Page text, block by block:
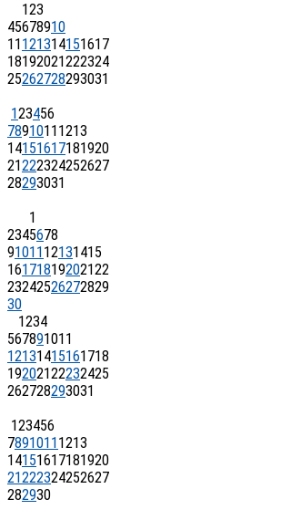
123
45678910
11 121314151617
18192021222324
25262728293031
123456
7891011 1213
14151617181920
21222324252627
28293031
1
2345678
91011 12131415
16171819202122
23242526272829
30
1234
567891011
12131415161718
19202122232425
262728293031
123456
7891011 1213
14151617181920
21222324252627
282930